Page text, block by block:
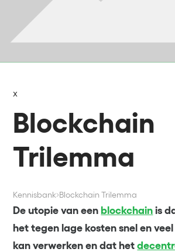
x
Blockchain
Trilemma
Kennisbank Blockchain Trilemma
De utopie van een blockchain is
het tegen lage kosten snel en
kan verwerken en dat het